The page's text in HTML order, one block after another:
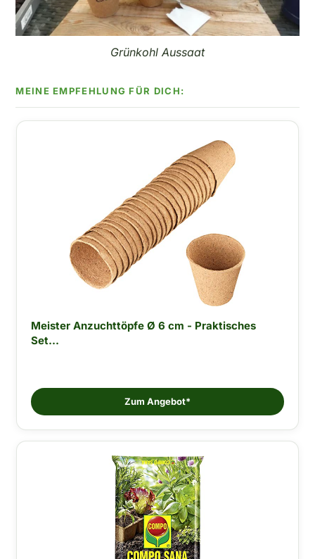
Grünkohl Aussaat
Meister Anzuchttöpfe Ø 6 cm - Praktisches
Set...
Zum Angebot*